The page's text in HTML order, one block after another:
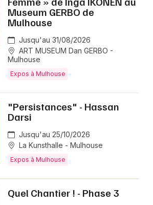
Museum GERBO de
Mulhouse
Jusqu'au 31/08/2026
ART MUSEUM Dan GERBO -
Mulhouse
Expos à Mulhouse
"Persistances" - Hassan
Darsi
Jusqu'au 25/10/2026
La Kunsthalle - Mulhouse
Expos à Mulhouse
Quel Chantier ! - Phase 3